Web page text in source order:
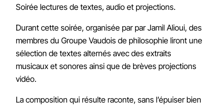
Soirée lectures de textes, audio et projections.
Durant cette soirée, organisée par par Jamil Alioui, des
membres du Groupe Vaudois de philosophie liront une
sélection de textes alternés avec des extraits
musicaux et sonores ainsi que de brèves projections
vidéo.
La composition qui résulte raconte, sans l’épuiser bien